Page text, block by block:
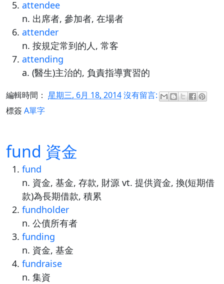
attendee
n. 出席者, 參加者, 在場者
attender
n. 按規定常到的人, 常客
attending
a. (醫生)主治的, 負責指導實習的
編輯時間： 星期三, 6月 18, 2014沒有留言:
標簽 A單字
fund 資金
fund
n. 資金, 基金, 存款, 財源 vt. 提供資金, 換(短期借
款)為長期借款, 積累
fundholder
n. 公債所有者
funding
n. 資金, 基金
fundraise
n. 集資